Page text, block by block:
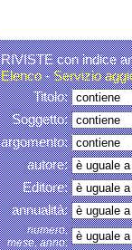
RIVISTE con indice
Elenco-Servizio
Titolo:
Soggetto:
argomento:
autore:
Editore:
annualità:
numero,
mese, anno: